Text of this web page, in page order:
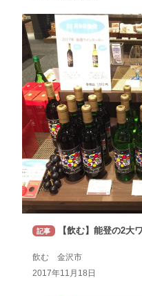
記事 【飲む】能登の2大
飲む 金沢市
2017年11月18日